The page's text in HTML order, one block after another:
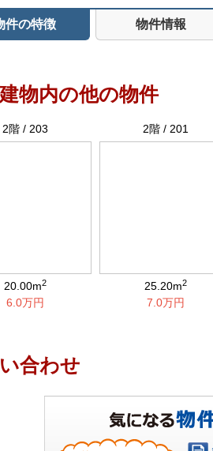
件の特徴 物件情報
物内の他の物件
2階 / 203
20.00m2
6.0万円
2階 / 201
25.20m2
7.0万円
合わせ